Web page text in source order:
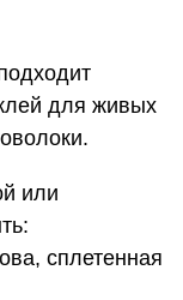
для живых
или
сплетенная